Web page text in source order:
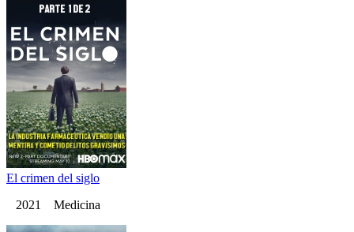
El crimen del siglo
2021 Medicina